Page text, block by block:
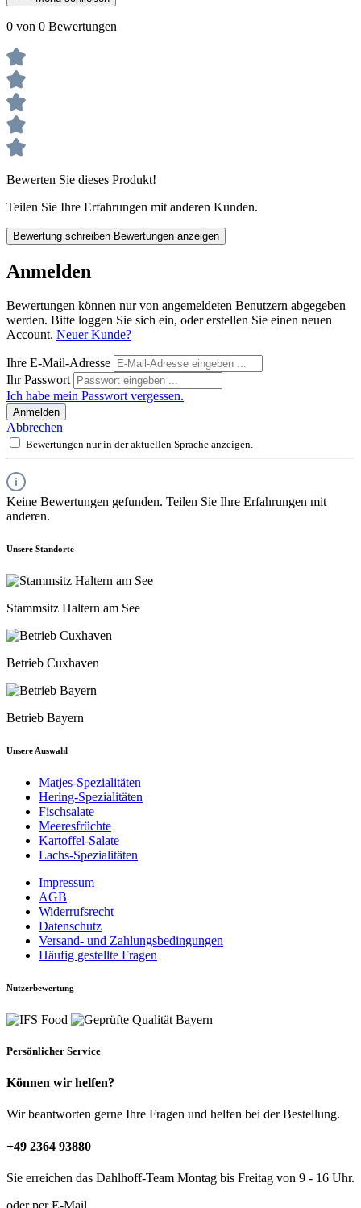
0 von 0 Bewertungen
Bewerten Sie dieses Produkt!
Teilen Sie Ihre Erfahrungen mit anderen Kunden.
Bewertung schreiben Bewertungen anzeigen
Anmelden
Bewertungen können nur von angemeldeten Benutzern abgegeben
werden. Bitte loggen Sie sich ein, oder erstellen Sie einen neuen
Account. Neuer Kunde?
Ihre E-Mail-Adresse
Ihr Passwort
Ich habe mein Passwort vergessen.
Anmelden
Abbrechen
Bewertungen nur in der aktuellen Sprache anzeigen.
Keine Bewertungen gefunden. Teilen Sie Ihre Erfahrungen mit
anderen.
Unsere Standorte
Stammsitz Haltern am See
Betrieb Cuxhaven
Betrieb Bayern
Unsere Auswahl
Matjes-Spezialitäten
Hering-Spezialitäten
Fischsalate
Meeresfrüchte
Kartoffel-Salate
Lachs-Spezialitäten
Impressum
AGB
Widerrufsrecht
Datenschutz
Versand- und Zahlungsbedingungen
Häufig gestellte Fragen
Nutzerbewertung
Persönlicher Service
Können wir helfen?
Wir beantworten gerne Ihre Fragen und helfen bei der Bestellung.
+49 2364 93880
Sie erreichen das Dahlhoff-Team Montag bis Freitag von 9 - 16 Uhr.
oder per E-Mail